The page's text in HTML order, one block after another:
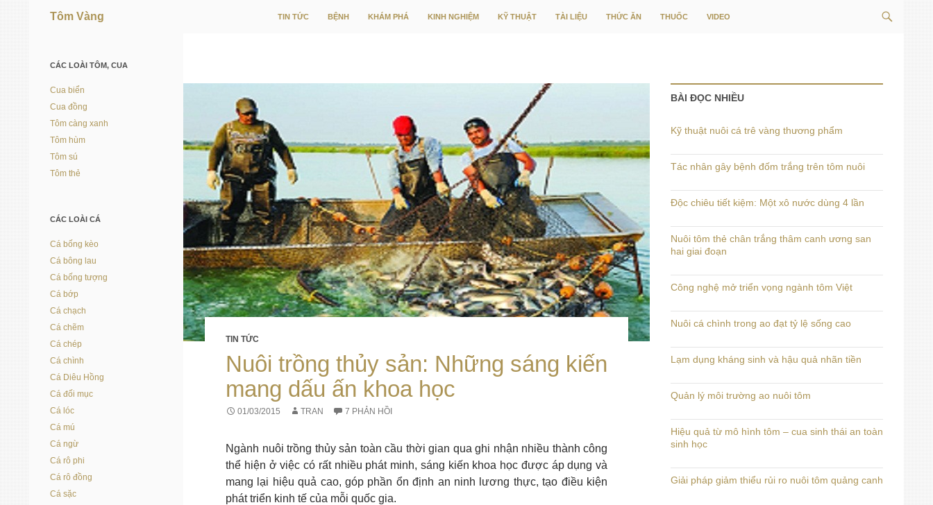
Tôm Vàng
kiếm
TIN TỨC
BỆNH KHÁM PHÁ KINH NGHIỆM KỸ THUẬT TÀI LIỆU THỨC ĂN THUỐC VIDEO
TIN TỨC
Nuôi trồng thủy sản: Những sáng kiến
mang dấu ấn khoa học
01/03/2015 TRAN 7 PHẢN HỒI
Ngành nuôi trồng thủy sản toàn cầu thời gian qua ghi nhận nhiều thành công
thể hiện ở việc có rất nhiều phát minh, sáng kiến khoa học được áp dụng và
mang lại hiệu quả cao, góp phần ổn định an ninh lương thực, tạo điều kiện
phát triển kinh tế của mỗi quốc gia.
BÀI ĐỌC NHIỀU
Kỹ thuật nuôi cá trê vàng thương phẩm
Tác nhân gây bệnh đốm trắng trên tôm nuôi
Độc chiêu tiết kiệm: Một xô nước dùng 4 lần
Nuôi tôm thẻ chân trắng thâm canh ương san
hai giai đoạn
Công nghệ mở triển vọng ngành tôm Việt
Nuôi cá chình trong ao đạt tỷ lệ sống cao
Lạm dụng kháng sinh và hậu quả nhãn tiền
Quản lý môi trường ao nuôi tôm
Hiệu quả từ mô hình tôm – cua sinh thái an toàn
sinh học
Giải pháp giảm thiểu rủi ro nuôi tôm quảng canh
CÁC LOÀI TÔM, CUA
Cua biển
Cua đồng
Tôm càng xanh
Tôm hùm
Tôm sú
Tôm thẻ
CÁC LOÀI CÁ
Cá bống kèo
Cá bông lau
Cá bống tượng
Cá bớp
Cá chạch
Cá chẽm
Cá chép
Cá chình
Cá Diêu Hồng
Cá đối mục
Cá lóc
Cá mú
Cá ngừ
Cá rô phi
Cá rô đồng
Cá sặc